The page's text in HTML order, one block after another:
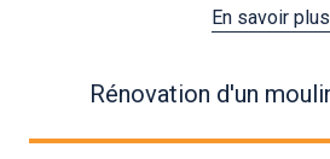
En savoir plus
Rénovation d'un